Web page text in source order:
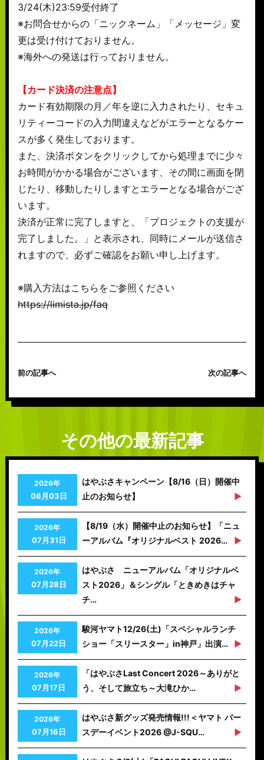
3/24(木)23:59受付終了
※お問合せからの「ニックネーム」「メッセージ」変
更は受け付けておりません。
※海外への発送は行っておりません。
【カード決済の注意点】
カード有効期限の月／年を逆に入力されたり、セキュ
リティーコードの入力間違えなどがエラーとなるケー
スが多く発生しております。
また、決済ボタンをクリックしてから処理までに少々
お時間がかかる場合がございます、その間に画面を閉
じたり、移動したりしますとエラーとなる場合がござ
います。
決済が正常に完了しますと、「プロジェクトの支援が
完了しました。」と表示され、同時にメールが送信さ
れますので、必ずご確認をお願い申し上げます。
※購入方法はこちらをご参照ください
https://limista.jp/faq
前の記事へ 次の記事へ
その他の最新記事
2026年
08月03日
はやぶさキャンペーン【8/16（日）開催中
止のお知らせ】
2026年
07月31日
【8/19（水）開催中止のお知らせ】「ニュ
ーアルバム『オリジナルベスト 2026…
2026年
07月28日
はやぶさ ニューアルバム「オリジナルベ
スト2026」＆シングル「ときめきはチャ
チ…
2026年
07月22日
駿河ヤマト12/26(土)「スペシャルランチ
ショー「スリースター」in神戸」出演…
2026年
07月17日
「はやぶさLast Concert 2026～ありがと
う、そして旅立ち～大滝ひか…
2026年
07月16日
はやぶさ新グッズ発売情報!!!＜ヤマト バー
スデーイベント2026 @J-SQU…